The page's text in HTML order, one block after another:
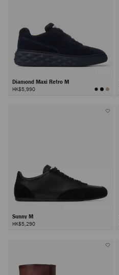
Diamond Maxi Retro M
HK$5,990
Sunny M
HK$5,290